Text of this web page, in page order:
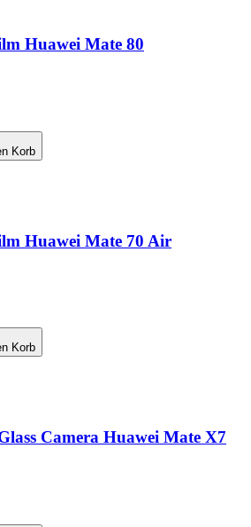
Huawei Mate 80
Korb
Huawei Mate 70 Air
Korb
Camera Huawei Mate X7